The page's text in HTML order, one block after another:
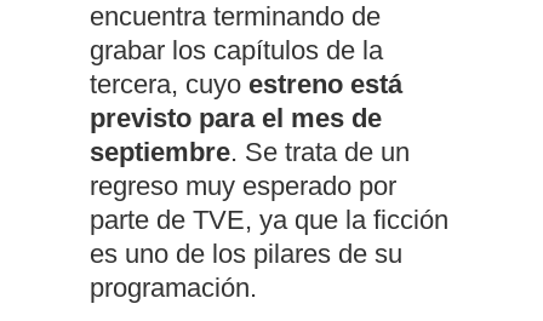
encuentra terminando de
grabar los capítulos de la
tercera, cuyo estreno está
previsto para el mes de
septiembre. Se trata de un
regreso muy esperado por
parte de TVE, ya que la ficción
es uno de los pilares de su
programación.